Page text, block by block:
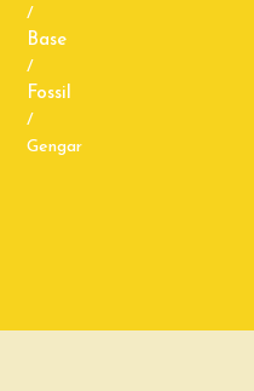
/
Base
/
Fossil
/
Gengar